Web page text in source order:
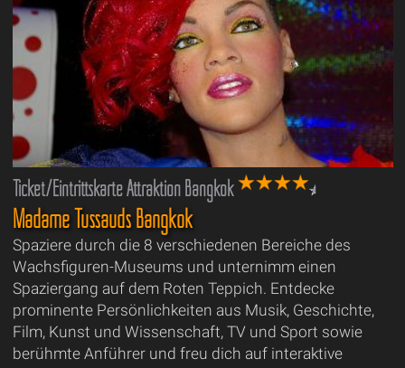
Ticket/Eintrittskarte Attraktion Bangkok
Madame Tussauds Bangkok
Spaziere durch die 8 verschiedenen Bereiche des
Wachsfiguren-Museums und unternimm einen
Spaziergang auf dem Roten Teppich. Entdecke
prominente Persönlichkeiten aus Musik, Geschichte,
Film, Kunst und Wissenschaft, TV und Sport sowie
berühmte Anführer und freu dich auf interaktive